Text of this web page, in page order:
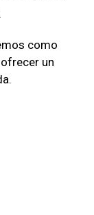
como
un